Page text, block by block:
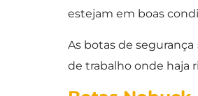
estejam em boas
As botas de
de trabalho onde haja